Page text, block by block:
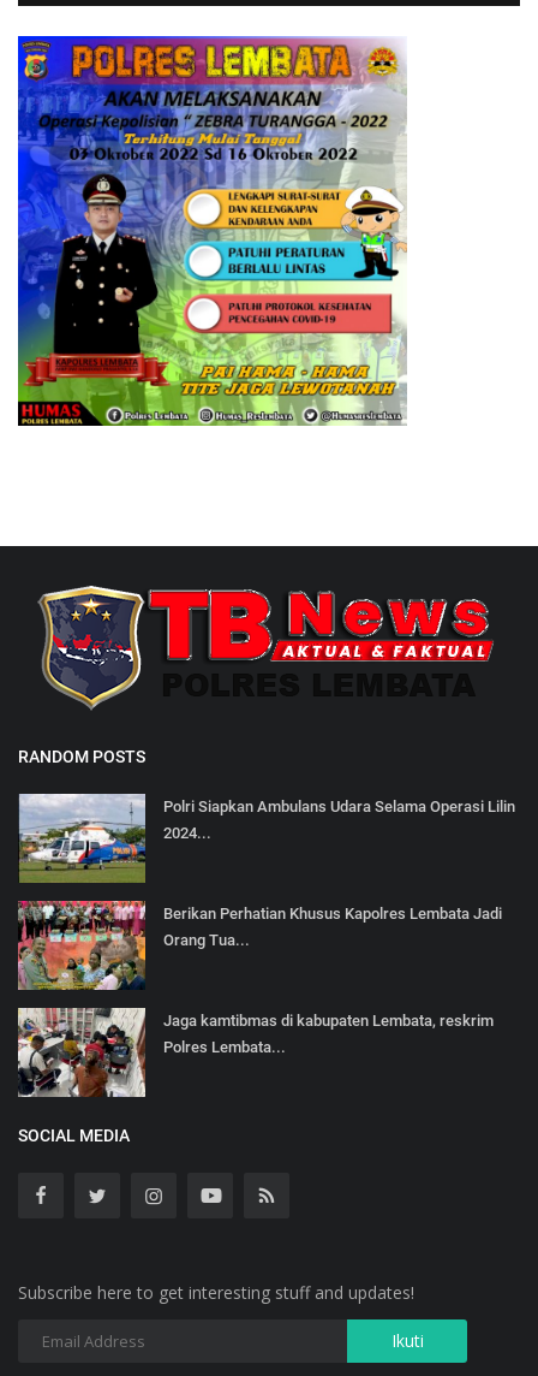
RANDOM POSTS
Polri Siapkan Ambulans Udara Selama Operasi Lilin
2024...
Berikan Perhatian Khusus Kapolres Lembata Jadi
Orang Tua...
Jaga kamtibmas di kabupaten Lembata, reskrim
Polres Lembata...
SOCIAL MEDIA
Subscribe here to get interesting stuff and updates!